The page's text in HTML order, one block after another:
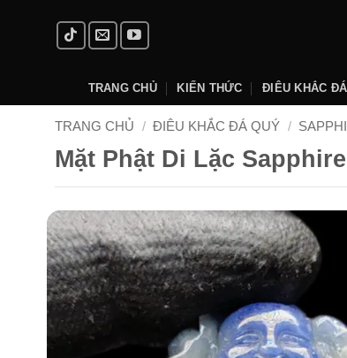
TRANG CHỦ KIẾN THỨC ĐIÊU KHẮC
TRANG CHỦ / ĐIÊU KHẮC ĐÁ QUÝ /
Mặt Phật Di Lặc